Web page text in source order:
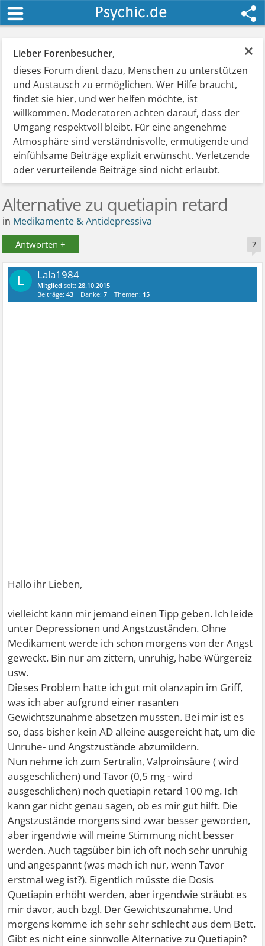
×
Lieber Forenbesucher,
dieses Forum dient dazu, Menschen zu unterstützen
und Austausch zu ermöglichen. Wer Hilfe braucht,
findet sie hier, und wer helfen möchte, ist
willkommen. Moderatoren achten darauf, dass der
Umgang respektvoll bleibt. Für eine angenehme
Atmosphäre sind verständnisvolle, ermutigende und
einfühlsame Beiträge explizit erwünscht. Verletzende
oder verurteilende Beiträge sind nicht erlaubt.
Alternative zu quetiapin retard
in Medikamente & Antidepressiva
Antworten + 7
L Lala1984
Mitglied seit:28.10.2015
Beiträge:43 Danke:7 Themen: 15
Hallo ihr Lieben,
vielleicht kann mir jemand einen Tipp geben. Ich leide
unter Depressionen und Angstzuständen. Ohne
Medikament werde ich schon morgens von der Angst
geweckt. Bin nur am zittern, unruhig, habe Würgereiz
usw.
Dieses Problem hatte ich gut mit olanzapin im Griff,
was ich aber aufgrund einer rasanten
Gewichtszunahme absetzen mussten. Bei mir ist es
so, dass bisher kein AD alleine ausgereicht hat, um die
Unruhe- und Angstzustände abzumildern.
Nun nehme ich zum Sertralin, Valproinsäure ( wird
ausgeschlichen) und Tavor (0,5 mg - wird
ausgeschlichen) noch quetiapin retard 100 mg. Ich
kann gar nicht genau sagen, ob es mir gut hilft. Die
Angstzustände morgens sind zwar besser geworden,
aber irgendwie will meine Stimmung nicht besser
werden. Auch tagsüber bin ich oft noch sehr unruhig
und angespannt (was mach ich nur, wenn Tavor
erstmal weg ist?). Eigentlich müsste die Dosis
Quetiapin erhöht werden, aber irgendwie sträubt es
mir davor, auch bzgl. Der Gewichtszunahme. Und
morgens komme ich sehr sehr schlecht aus dem Bett.
Gibt es nicht eine sinnvolle Alternative zu Quetiapin?